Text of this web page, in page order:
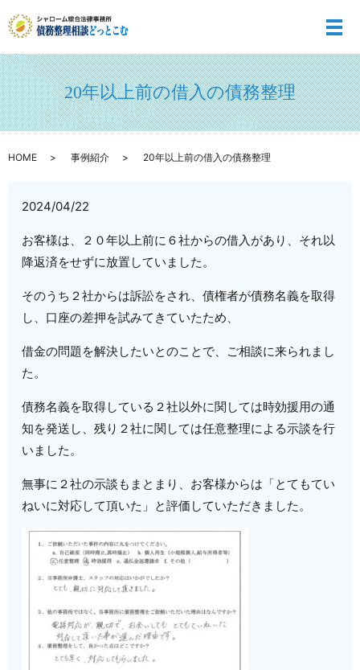
メ
20年以上前の借入の債務整理
HOME 事例紹介 20年以上前の借入の債務整理
2024/04/22
お客様は、２０年以上前に６社からの借入があり、それ以
降返済をせずに放置していました。
そのうち２社からは訴訟をされ、債権者が債務名義を取得
し、口座の差押を試みてきていたため、
借金の問題を解決したいとのことで、ご相談に来られまし
た。
債務名義を取得している２社以外に関しては時効援用の通
知を発送し、残り２社に関しては任意整理による示談を行
いました。
無事に２社の示談もまとまり、お客様からは「とてもてい
ねいに対応して頂いた」と評価していただきました。